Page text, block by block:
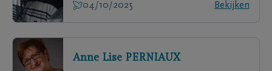
04/10/2025
Bekijken
Anne Lise PERNIAUX